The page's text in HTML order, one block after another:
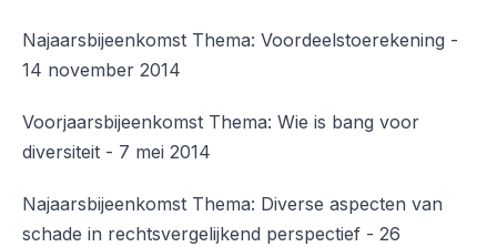
Najaarsbijeenkomst Thema: Voordeelstoerekening -
14 november 2014
Voorjaarsbijeenkomst Thema: Wie is bang voor
diversiteit - 7 mei 2014
Najaarsbijeenkomst Thema: Diverse aspecten van
schade in rechtsvergelijkend perspectief - 26